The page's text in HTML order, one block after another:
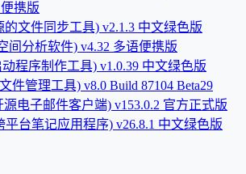
携版
的文件同步工具) v2.1.3 中文绿色版
间分析软件) v4.32 多语便携版
程序制作工具) v1.0.39 中文绿色版
件管理工具) v8.0 Build 87104 Beta29
源电子邮件客户端) v153.0.2 官方正式版
平台笔记应用程序) v26.8.1 中文绿色版